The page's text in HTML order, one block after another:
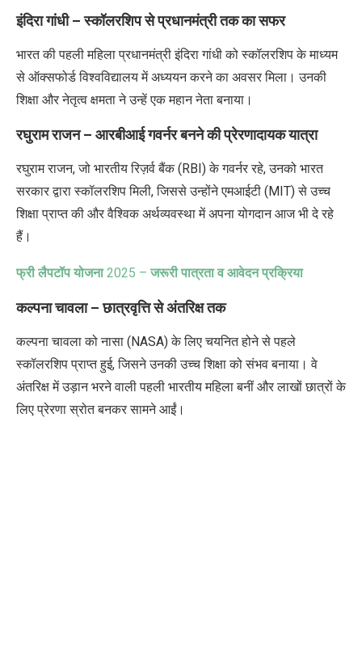
इंदिरा गांधी – स्कॉलरशिप से प्रधानमंत्री तक का सफर
भारत की पहली महिला प्रधानमंत्री इंदिरा गांधी को स्कॉलरशिप के माध्यम
से ऑक्सफोर्ड विश्वविद्यालय में अध्ययन करने का अवसर मिला। उनकी
शिक्षा और नेतृत्व क्षमता ने उन्हें एक महान नेता बनाया।
रघुराम राजन – आरबीआई गवर्नर बनने की प्रेरणादायक यात्रा
रघुराम राजन,जो भारतीय रिज़र्व बैंक ( RBI)के गवर्नर रहे,उनको भारत
सरकार द्वारा स्कॉलरशिप मिली,जिससे उन्होंने एमआईटी ( MIT)से उच्च
शिक्षा प्राप्त की और वैश्विक अर्थव्यवस्था में अपना योगदान आज भी दे रहे
हैं।
फ्री लैपटॉप योजना2025 – जरूरी पात्रता व आवेदन प्रक्रिया
कल्पना चावला – छात्रवृत्ति से अंतरिक्ष तक
कल्पना चावला को नासा (NASA)के लिए चयनित होने से पहले
स्कॉलरशिप प्राप्त हुई,जिसने उनकी उच्च शिक्षा को संभव बनाया। वे
अंतरिक्ष में उड़ान भरने वाली पहली भारतीय महिला बनीं और लाखों छात्रों के
लिए प्रेरणा स्रोत बनकर सामने आईं।